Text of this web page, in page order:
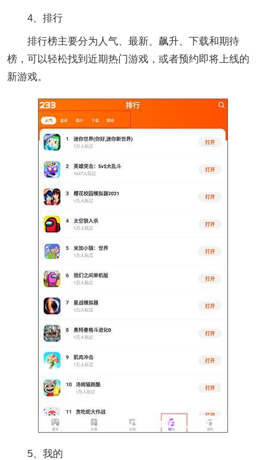
4、排行
排行榜主要分为人气、最新、飙升、下载和期待
榜，可以轻松找到近期热门游戏，或者预约即将上线的
新游戏。
5、我的